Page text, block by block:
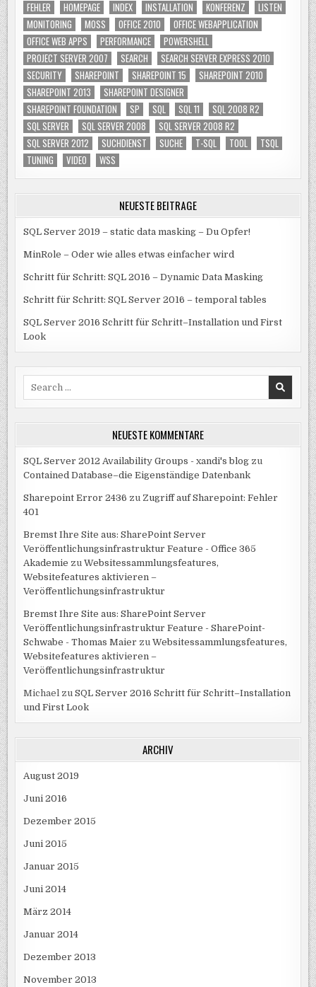
FEHLER
HOMEPAGE INDEX INSTALLATION KONFERENZ
LISTEN
MONITORING
MOSS OFFICE 2010
OFFICE WEBAPPLICATION
OFFICE WEB APPS
PERFORMANCE
POWERSHELL
PROJECT SERVER 2007
SEARCH
SEARCH SERVER EXPRESS 2010
SECURITY
SHAREPOINT SHAREPOINT 15
SHAREPOINT 2010
SHAREPOINT 2013
SHAREPOINT DESIGNER
SHAREPOINT FOUNDATION
SP SQL SQL 11
SQL 2008 R2
SQL SERVER
SQL SERVER 2008
SQL SERVER 2008 R2
SQL SERVER 2012
SUCHDIENST SUCHE T-SQL TOOL
TSQL
TUNING
VIDEO WSS
NEUESTE BEITRÄGE
SQL Server 2019 – static data masking – Du Opfer!
MinRole – Oder wie alles etwas einfacher wird
Schritt für Schritt: SQL 2016 – Dynamic Data Masking
Schritt für Schritt: SQL Server 2016 – temporal tables
SQL Server 2016 Schritt für Schritt–Installation und First
Look
NEUESTE KOMMENTARE
SQL Server 2012 Availability Groups - xandi's blog zu
Contained Database–die Eigenständige Datenbank
Sharepoint Error 2436 zu Zugriff auf Sharepoint: Fehler
401
Bremst Ihre Site aus: SharePoint Server
Veröffentlichungsinfrastruktur Feature - Office 365
Akademie zuWebsitessammlungsfeatures,
Websitefeatures aktivieren –
Veröffentlichungsinfrastruktur
Bremst Ihre Site aus: SharePoint Server
Veröffentlichungsinfrastruktur Feature - SharePoint-
Schwabe - Thomas Maier zuWebsitessammlungsfeatures,
Websitefeatures aktivieren –
Veröffentlichungsinfrastruktur
Michael zuSQL Server 2016 Schritt für Schritt–Installation
und First Look
ARCHIV
August 2019
Juni 2016
Dezember 2015
Juni 2015
Januar 2015
Juni 2014
März 2014
Januar 2014
Dezember 2013
November 2013